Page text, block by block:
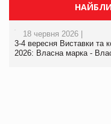
18 червня 2026 |
3-4 вересня Виставки та
2026: Власна марка -